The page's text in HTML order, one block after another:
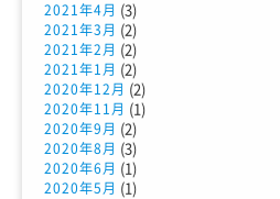
2021年4月 (3)
2021年3月 (2)
2021年2月 (2)
2021年1月 (2)
2020年12月 (2)
2020年11月 (1)
2020年9月 (2)
2020年8月 (3)
2020年6月 (1)
2020年5月 (1)